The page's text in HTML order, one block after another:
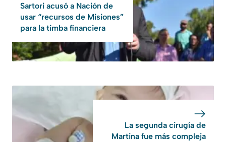
Sartori acusó a Nación de
usar “recursos de Misiones”
para la timba financiera
La segunda cirugía de
Martina fue más compleja